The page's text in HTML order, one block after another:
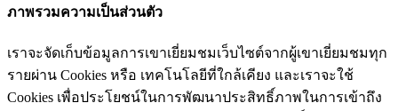
ภาพรวมความเป็นส่วนตัว
เราจะจัดเก็บข้อมูลการเขาเยี่ยมชมเว็บไซต์จากผู้เขาเยี่ยมชมทุก
รายผ่าน Cookies หรือ เทคโนโลยีที่ใกล้เคียง และเราจะใช้
Cookies เพื่อประโยชน์ในการพัฒนาประสิทธิ์ภาพในการเข้าถึง